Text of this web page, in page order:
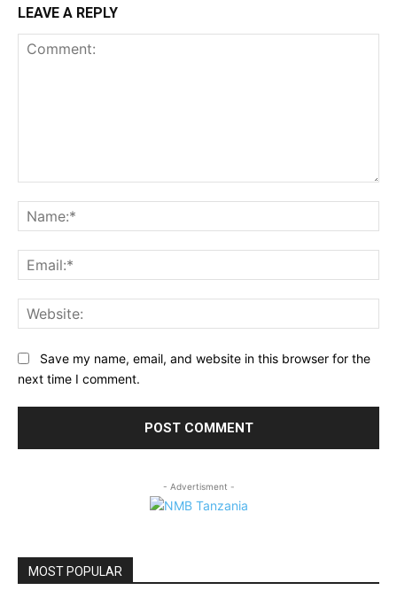
LEAVE A REPLY
Save my name, email, and website in this browser for the
next time I comment.
- Advertisment -
MOST POPULAR